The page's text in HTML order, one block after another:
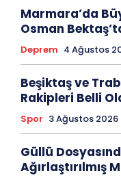
Marmara’da
Osman
Deprem 4 Ağustos
Beşiktaş ve
Rakipleri Belli
Spor 3 Ağustos 2026
Güllü
Ağırlaştırılmış